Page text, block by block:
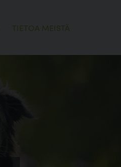
TIETOA MEISTÄ